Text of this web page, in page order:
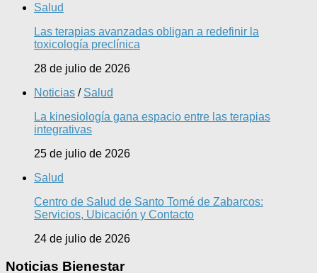
Salud
Las terapias avanzadas obligan a redefinir la
toxicología preclínica
28 de julio de 2026
Noticias / Salud
La kinesiología gana espacio entre las terapias
integrativas
25 de julio de 2026
Salud
Centro de Salud de Santo Tomé de Zabarcos:
Servicios, Ubicación y Contacto
24 de julio de 2026
Noticias Bienestar